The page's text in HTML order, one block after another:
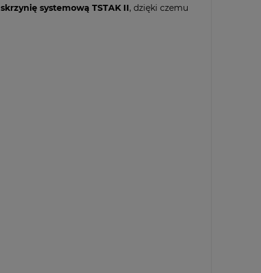
skrzynię systemową TSTAK II, dzięki czemu